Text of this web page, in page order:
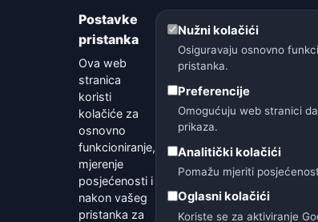
Upozorenja
Vodič
Rječnik vremena
Usporedba gradova
Vremenski widget
🇨🇿 Češka
🇭🇷 Hrvatska
Postavke
pristanka
Ova web
stranica
koristi
kolačiće za
osnovno
funkcioniranje,
mjerenje
posjećenosti i
nakon vašeg
pristanka za
Nužni kolačići
Osiguravaju osnovno
pristanka.
Preferencije
Omogućuju web stranici
prikaza.
Analitički kolačići
Pomažu mjeriti
Oglasni kolačići
Koriste se za aktiviranje